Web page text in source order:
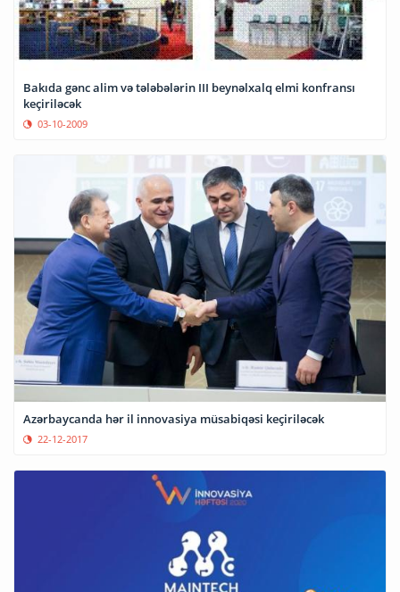
Bakıda gənc alim və tələbələrin III beynəlxalq elmi konfransı
keçiriləcək
03-10-2009
Azərbaycanda hər il innovasiya müsabiqəsi keçiriləcək
22-12-2017